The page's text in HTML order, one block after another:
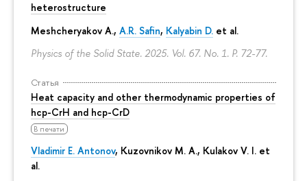
heterostructure
Meshcheryakov A., A.R. Safin, Kalyabin D. et al.
Physics of the Solid State. 2025. Vol. 67. No. 1. P. 72-77.
Статья
Heat capacity and other thermodynamic properties of
hcp-CrH and hcp-CrD
В печати
Vladimir E. Antonov, Kuzovnikov M. A., Kulakov V. I. et
al.